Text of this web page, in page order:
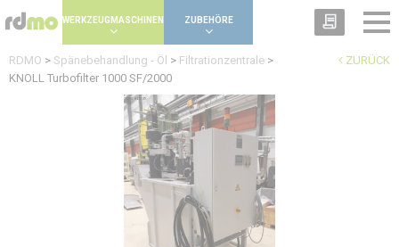
WERKZEUGMASCHINEN ZUBEHÖRE
ZURÜCK
RDMO > Spänebehandlung - Öl > Filtrationzentrale >
KNOLL Turbofilter 1000 SF/2000